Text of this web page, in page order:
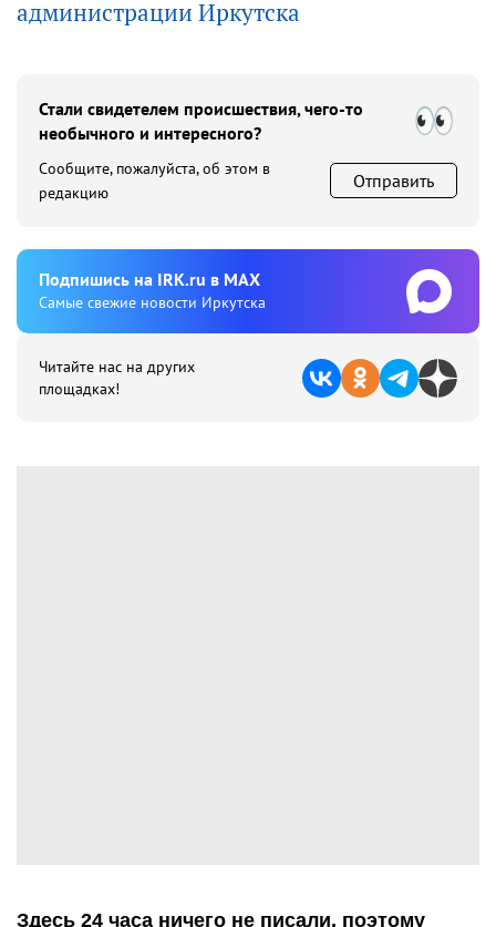
администрации Иркутска
Стали свидетелем происшествия, чего-то
необычного и интересного?
Сообщите, пожалуйста, об этом в
редакцию
Отправить
Подпишиcь на IRK.ru в MAX
Cамые свежие новости Иркутска
Читайте нас на других
площадках!
Здесь 24 часа ничего не писали, поэтому